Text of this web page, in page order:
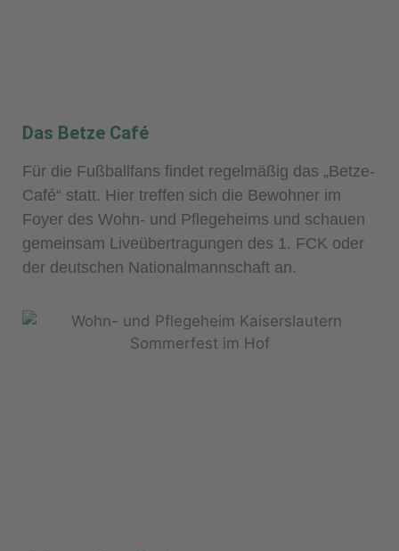
Das Betze Café
Für die Fußballfans findet regelmäßig das „Betze-
Café“ statt. Hier treffen sich die Bewohner im
Foyer des Wohn- und Pflegeheims und schauen
gemeinsam Liveübertragungen des 1. FCK oder
der deutschen Nationalmannschaft an.